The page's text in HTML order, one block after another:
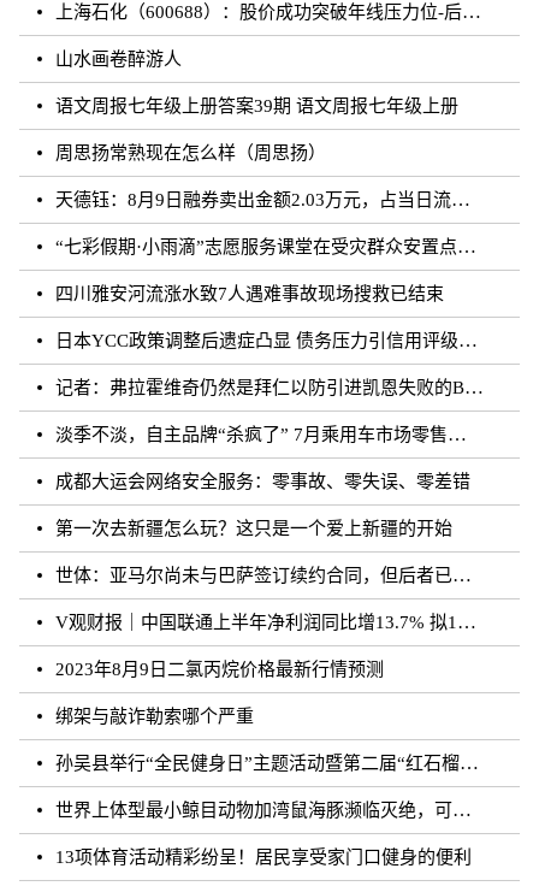
上海石化（600688）：股价成功突破年线压力位-后市看多（涨）（08-10）
山水画卷醉游人
语文周报七年级上册答案39期 语文周报七年级上册
周思扬常熟现在怎么样（周思扬）
天德钰：8月9日融券卖出金额2.03万元，占当日流出金额的0.41%
“七彩假期·小雨滴”志愿服务课堂在受灾群众安置点开课
四川雅安河流涨水致7人遇难事故现场搜救已结束
日本YCC政策调整后遗症凸显 债务压力引信用评级下调隐忧
记者：弗拉霍维奇仍然是拜仁以防引进凯恩失败的B方案
淡季不淡，自主品牌“杀疯了” 7月乘用车市场零售达177.5万辆
成都大运会网络安全服务：零事故、零失误、零差错
第一次去新疆怎么玩？这只是一个爱上新疆的开始
世体：亚马尔尚未与巴萨签订续约合同，但后者已得到门德斯承诺
V观财报｜中国联通上半年净利润同比增13.7% 拟10派0.796元
2023年8月9日二氯丙烷价格最新行情预测
绑架与敲诈勒索哪个严重
孙吴县举行“全民健身日”主题活动暨第二届“红石榴杯”羽毛球比赛
世界上体型最小鲸目动物加湾鼠海豚濒临灭绝，可能仅剩10至13头
13项体育活动精彩纷呈！居民享受家门口健身的便利